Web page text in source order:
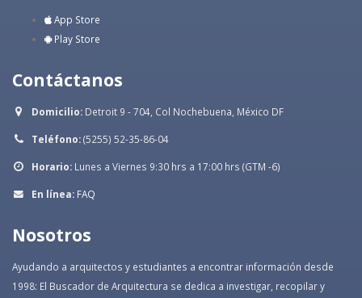
App Store
Play Store
Contáctanos
Domicilio: Detroit 9 - 704, Col Nochebuena, México DF
Teléfono:(5255) 52-35-86-04
Horario: Lunes a Viernes 9:30 hrs a 17:00 hrs (GTM -6)
En línea: FAQ
Nosotros
Ayudando a arquitectos y estudiantes a encontrar información desde
1998: El Buscador de Arquitectura se dedica a investigar, recopilar y